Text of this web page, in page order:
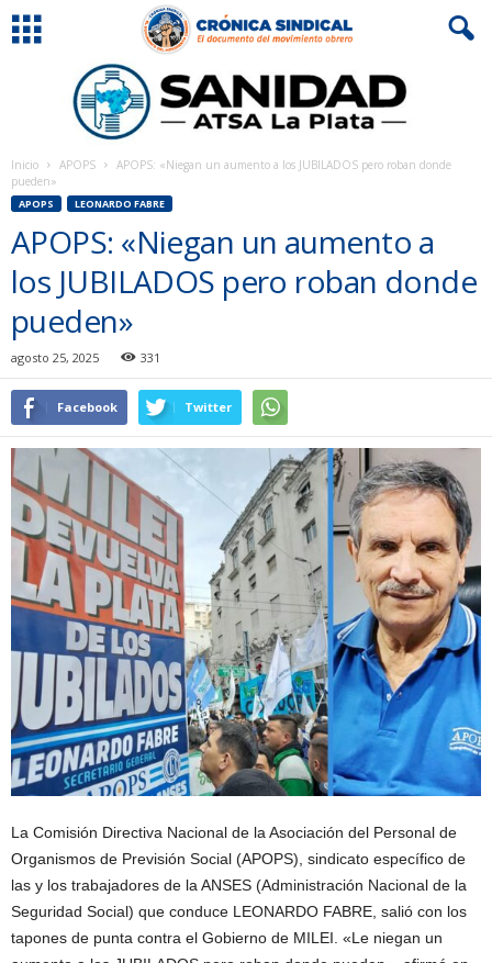
Inicio APOPS
APOPS: «Niegan un aumento a los JUBILADOS pero roban donde
pueden»
APOPS LEONARDO FABRE
APOPS: «Niegan un aumento a
los JUBILADOS pero roban donde
pueden»
agosto 25, 2025 331
Facebook Twitter
La Comisión Directiva Nacional de la Asociación del Personal de
Organismos de Previsión Social (APOPS), sindicato específico de
las y los trabajadores de la ANSES (Administración Nacional de la
Seguridad Social) que conduce LEONARDO FABRE, salió con los
tapones de punta contra el Gobierno de MILEI. «Le niegan un